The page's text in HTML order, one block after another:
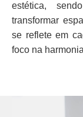
estética,
transformar
se reflete em
foco na